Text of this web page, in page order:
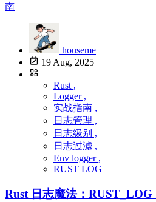
houseme
19 Aug, 2025
Rust ,
Logger ,
实战指南 ,
日志管理 ,
日志级别 ,
日志过滤 ,
Env logger ,
RUST LOG
Rust 日志魔法：